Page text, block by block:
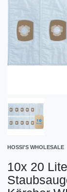
HOSSI'S WHOLESALE
10x 20